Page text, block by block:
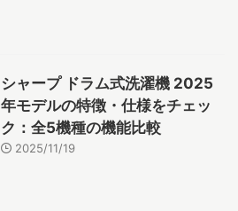
シャープ ドラム式洗濯機 2025
年モデルの特徴・仕様をチェッ
ク：全5機種の機能比較
2025/11/19